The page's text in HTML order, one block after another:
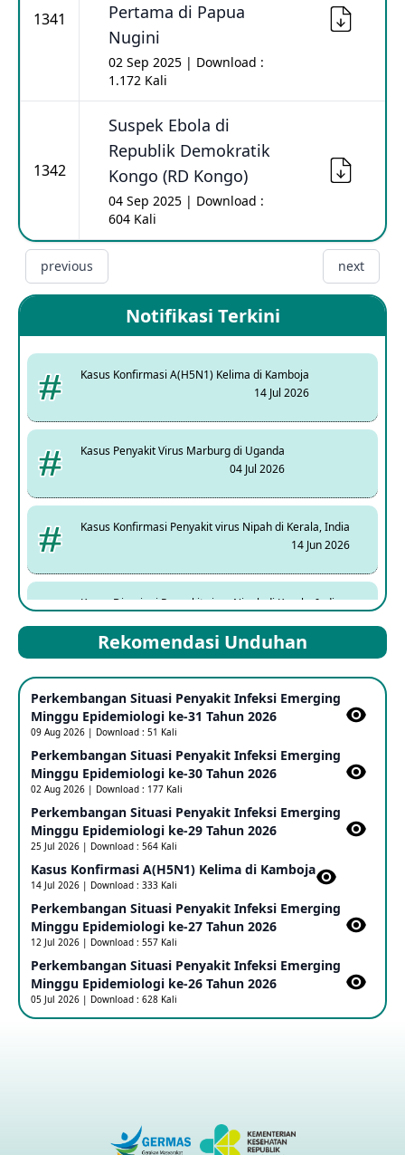
1341
Pertama di Papua
Nugini
02 Sep 2025 | Download :
1.172 Kali
1342
Suspek Ebola di
Republik Demokratik
Kongo (RD Kongo)
04 Sep 2025 | Download :
604 Kali
previous next
Notifikasi Terkini
Kasus Konfirmasi A(H5N1) Kelima di Kamboja
14 Jul 2026
Kasus Penyakit Virus Marburg di Uganda
04 Jul 2026
Kasus Konfirmasi Penyakit virus Nipah di Kerala, India
14 Jun 2026
Kasus Dicurigai Penyakit virus Nipah di Kerala, India
Mpox Clade 1b di Taiwan
25 May 2026
Update Informasi PHEIC Penyakit Ebola
23 May 2026
Penetapan Outbreak Penyakit Ebola di RD Kongo dan
Uganda Sebagai PHEIC
17 May 2026
Outbreak Penyakti Ebola di RD Kongo
16 May 2026
Kasus Konfirmasi A(H5NN6) di Cina
Penyakit virus Hanta di Kapal Pesiar Keberangkatan
Rekomendasi Unduhan
Perkembangan Situasi Penyakit Infeksi Emerging
Minggu Epidemiologi ke-31 Tahun 2026
09 Aug 2026 | Download : 51 Kali
Perkembangan Situasi Penyakit Infeksi Emerging
Minggu Epidemiologi ke-30 Tahun 2026
02 Aug 2026 | Download : 177 Kali
Perkembangan Situasi Penyakit Infeksi Emerging
Minggu Epidemiologi ke-29 Tahun 2026
25 Jul 2026 | Download : 564 Kali
Kasus Konfirmasi A(H5N1) Kelima di Kamboja​
14 Jul 2026 | Download : 333 Kali
Perkembangan Situasi Penyakit Infeksi Emerging
Minggu Epidemiologi ke-27 Tahun 2026
12 Jul 2026 | Download : 557 Kali
Perkembangan Situasi Penyakit Infeksi Emerging
Minggu Epidemiologi ke-26 Tahun 2026
05 Jul 2026 | Download : 628 Kali